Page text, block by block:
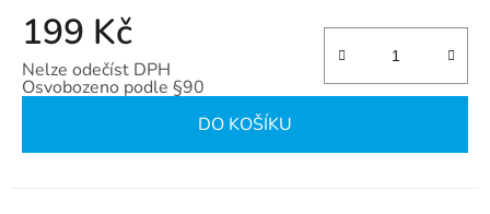
199 Kč
Nelze odečíst DPH
Osvobozeno podle §90
DO KOŠÍKU